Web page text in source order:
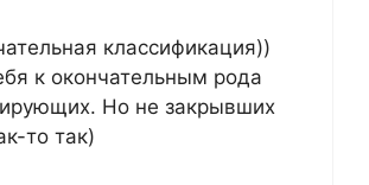
классификация))
к окончательным рода
Но не закрывших
то так)